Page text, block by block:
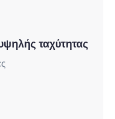
ταχύτητας